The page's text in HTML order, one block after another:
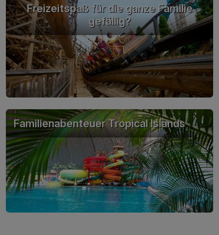
Freizeitspaß für die ganze Familie
gefällig?
Familienabenteuer Tropical Islands